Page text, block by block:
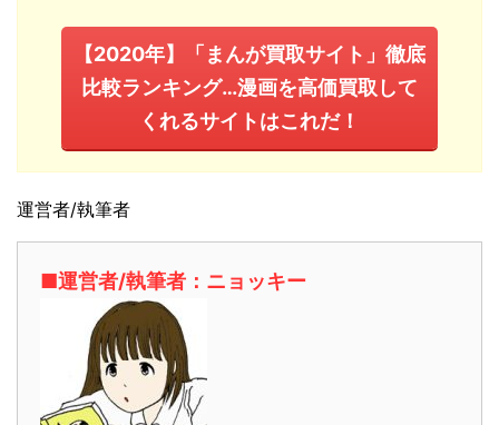
【2020年】「まんが買取サイト」徹底
比較ランキング…漫画を高価買取して
くれるサイトはこれだ！
運営者/執筆者
■運営者/執筆者：ニョッキー